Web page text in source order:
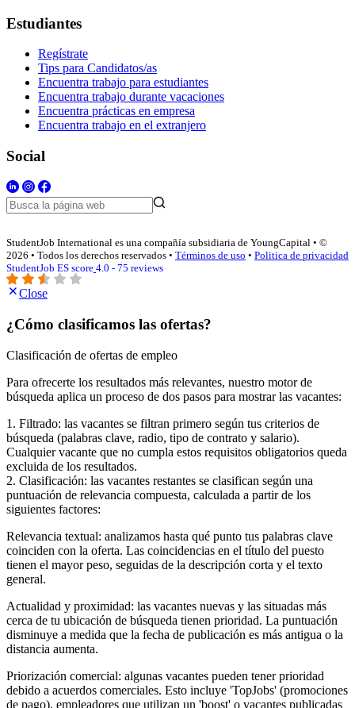
Estudiantes
Regístrate
Tips para Candidatos/as
Encuentra trabajo para estudiantes
Encuentra trabajo durante vacaciones
Encuentra prácticas en empresa
Encuentra trabajo en el extranjero
Social
StudentJob International es una compañía subsidiaria de YoungCapital • ©
2026 • Todos los derechos reservados • Términos de uso • Politica de privacidad
StudentJob ES score 4.0 - 75 reviews
Close
¿Cómo clasificamos las ofertas?
Clasificación de ofertas de empleo
Para ofrecerte los resultados más relevantes, nuestro motor de
búsqueda aplica un proceso de dos pasos para mostrar las vacantes:
1. Filtrado: las vacantes se filtran primero según tus criterios de
búsqueda (palabras clave, radio, tipo de contrato y salario).
Cualquier vacante que no cumpla estos requisitos obligatorios queda
excluida de los resultados.
2. Clasificación: las vacantes restantes se clasifican según una
puntuación de relevancia compuesta, calculada a partir de los
siguientes factores:
Relevancia textual: analizamos hasta qué punto tus palabras clave
coinciden con la oferta. Las coincidencias en el título del puesto
tienen el mayor peso, seguidas de la descripción corta y el texto
general.
Actualidad y proximidad: las vacantes nuevas y las situadas más
cerca de tu ubicación de búsqueda tienen prioridad. La puntuación
disminuye a medida que la fecha de publicación es más antigua o la
distancia aumenta.
Priorización comercial: algunas vacantes pueden tener prioridad
debido a acuerdos comerciales. Esto incluye 'TopJobs' (promociones
de pago), empleadores que utilizan un 'boost' o vacantes publicadas